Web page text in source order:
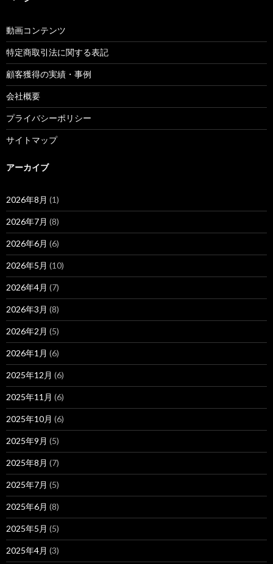
動画コンテンツ
特定商取引法に関する表記
顧客獲得の実績・事例
会社概要
プライバシーポリシー
サイトマップ
アーカイブ
2026年8月 (1)
2026年7月 (8)
2026年6月 (6)
2026年5月 (10)
2026年4月 (7)
2026年3月 (8)
2026年2月 (5)
2026年1月 (6)
2025年12月 (6)
2025年11月 (6)
2025年10月 (6)
2025年9月 (5)
2025年8月 (7)
2025年7月 (5)
2025年6月 (8)
2025年5月 (5)
2025年4月 (3)